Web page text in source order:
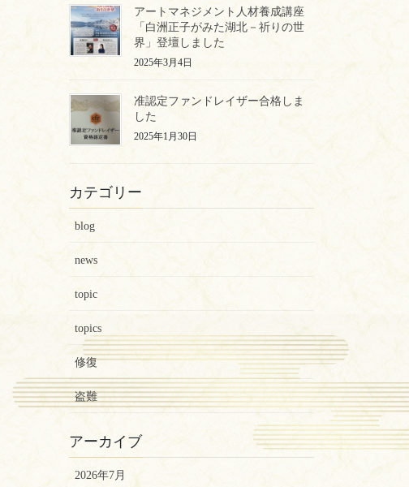
アートマネジメント人材養成講座
「白洲正子がみた湖北－祈りの世
界」登壇しました
2025年3月4日
准認定ファンドレイザー合格しま
した
2025年1月30日
カテゴリー
blog
news
topic
topics
修復
盗難
アーカイブ
2026年7月